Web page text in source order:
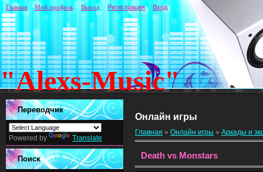
"Alexs-Music"
Главная Мой профиль Выход Регистрация Вход
Переводчик
Powered by Translate
Поиск
Онлайн игры
Главная » Онлайн игры » Аркады и
Death vs Monstars